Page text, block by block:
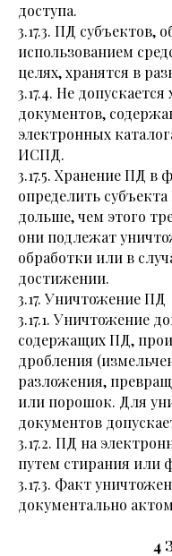
доступа.
3.17.3. ПД субъектов,
использованием
целях, хранятся в
3.17.4. Не
документов,
электронных
ИСПД.
3.17.5. Хранение ПД
определить
дольше, чем этого
они подлежат
обработки или в
достижении.
3.17. Уничтожение ПД
3.17.1. Уничтожение
содержащих ПД,
дробления
разложения,
или порошок. Для
документов
3.17.2. ПД на
путем стирания или
3.17.3. Факт
документально
4